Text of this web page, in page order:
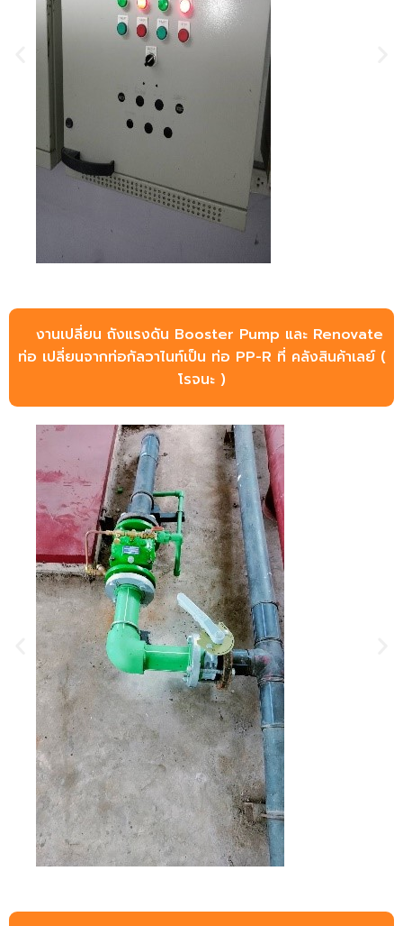
งานเปลี่ยน ถังแรงดัน Booster Pump และ Renovate
ท่อ เปลี่ยนจากท่อกัลวาไนท์เป็น ท่อ PP-R ที่ คลังสินค้าเลย์ (
โรจนะ )